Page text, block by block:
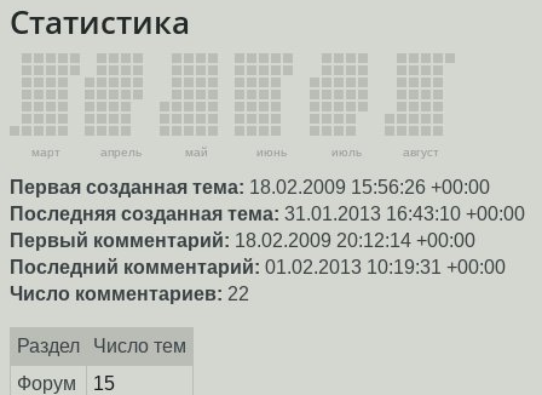
Статистика
март апрель май июнь июль август
Первая созданная тема: 18.02.2009 15:56:26 +00:00
Последняя созданная тема: 31.01.2013 16:43:10 +00:00
Первый комментарий: 18.02.2009 20:12:14 +00:00
Последний комментарий: 01.02.2013 10:19:31 +00:00
Число комментариев: 22
Раздел
Число тем
Форум
15